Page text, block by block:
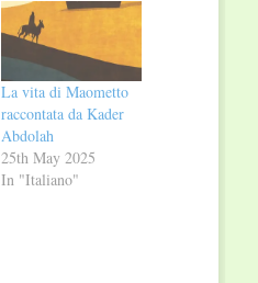
La vita di Maometto
raccontata da Kader
Abdolah
25th May 2025
In "Italiano"